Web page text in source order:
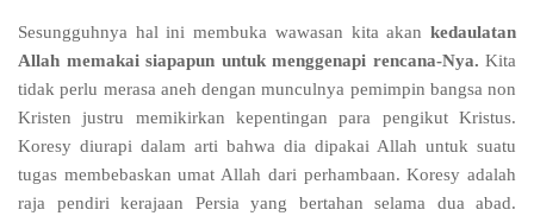
Sesungguhnya hal ini membuka wawasan kita akan kedaulatan
Allah memakai siapapun untuk menggenapi rencana-Nya. Kita
tidak perlu merasa aneh dengan munculnya pemimpin bangsa non
Kristen justru memikirkan kepentingan para pengikut Kristus.
Koresy diurapi dalam arti bahwa dia dipakai Allah untuk suatu
tugas membebaskan umat Allah dari perhambaan. Koresy adalah
raja pendiri kerajaan Persia yang bertahan selama dua abad.